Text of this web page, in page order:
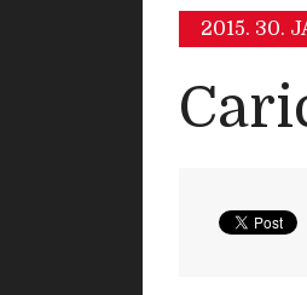
2015. 30.